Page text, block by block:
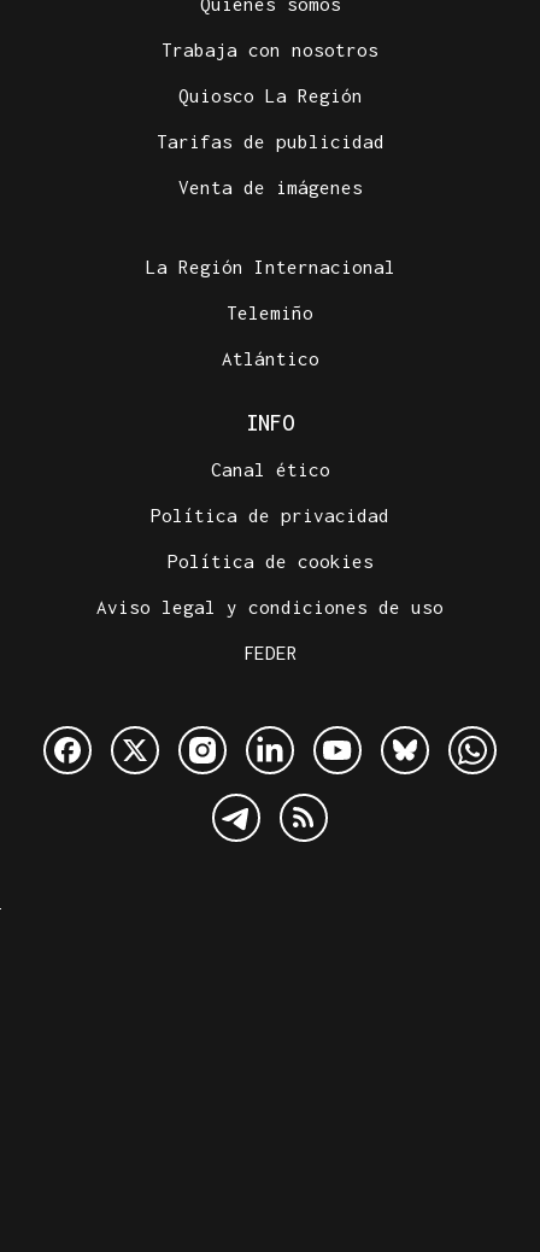
Trabaja con nosotros
Quiosco La Región
Tarifas de publicidad
Venta de imágenes
La Región Internacional
Telemiño
Atlántico
INFO
Canal ético
Política de privacidad
Política de cookies
Aviso legal y condiciones de uso
FEDER